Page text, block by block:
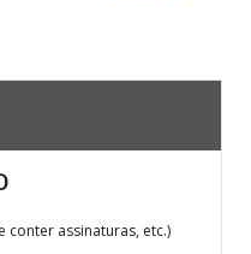
assinaturas, etc.)